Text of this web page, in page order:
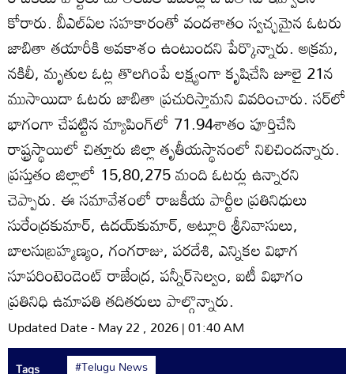
కోరారు. బీఎల్‌ఏల సహకారంతో వందశాతం స్వచ్ఛమైన ఓటరు
జాబితా తయారీకి అవకాశం ఉంటుందని పేర్కొన్నారు. అక్రమ,
నకిలీ, మృతుల ఓట్ల తొలగింపే లక్ష్యంగా కృషిచేసి జూలై 21న
ముసాయిదా ఓటరు జాబితా ప్రచురిస్తామని వివరించారు. సర్‌లో
భాగంగా చేపట్టిన మ్యాపింగ్‌లో 71.94శాతం పూర్తిచేసి
రాష్ట్రస్థాయిలో చిత్తూరు జిల్లా తృతీయస్థానంలో నిలిచిందన్నారు.
ప్రస్తుతం జిల్లాలో 15,80,275 మంది ఓటర్లు ఉన్నారని
చెప్పారు. ఈ సమావేశంలో రాజకీయ పార్టీల ప్రతినిధులు
సురేంద్రకుమార్‌, ఉదయ్‌కుమార్‌, అట్లూరి శ్రీనివాసులు,
బాలసుబ్రహ్మణ్యం, గంగరాజు, పరదేశి, ఎన్నికల విభాగ
సూపరింటెండెంట్‌ రాజేంద్ర, పన్నీర్‌సెల్వం, ఐటీ విభాగం
ప్రతినిధి ఉమాపతి తదితరులు పాల్గొన్నారు.
Updated Date - May 22 , 2026 | 01:40 AM
Tags #Telugu News